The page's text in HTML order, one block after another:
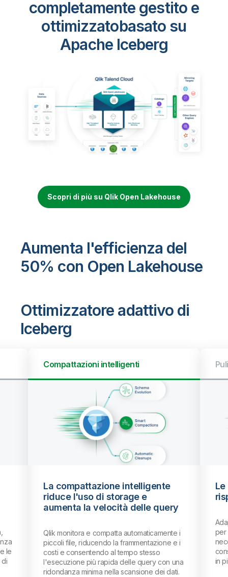
completamente gestito e
ottimizzatobasato su
Apache Iceberg
Scopri di più su Qlik Open Lakehouse
Aumenta l'efficienza del
50% con Open Lakehouse
Ottimizzatore adattivo di
Iceberg
i
i
Pulizie automatiche
Le pulizie automatiche fanno
risparmiare tempo e fatica
per effettuare automaticamente le pulizie
necessarie, fra cui scadenza,
conservazione e cancellazione di file orfani
in piena sicurezza.